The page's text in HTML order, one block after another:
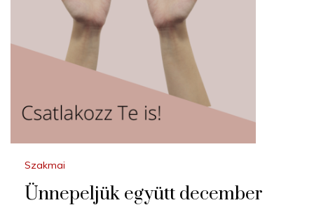
Szakmai
Ünnepeljük együtt december